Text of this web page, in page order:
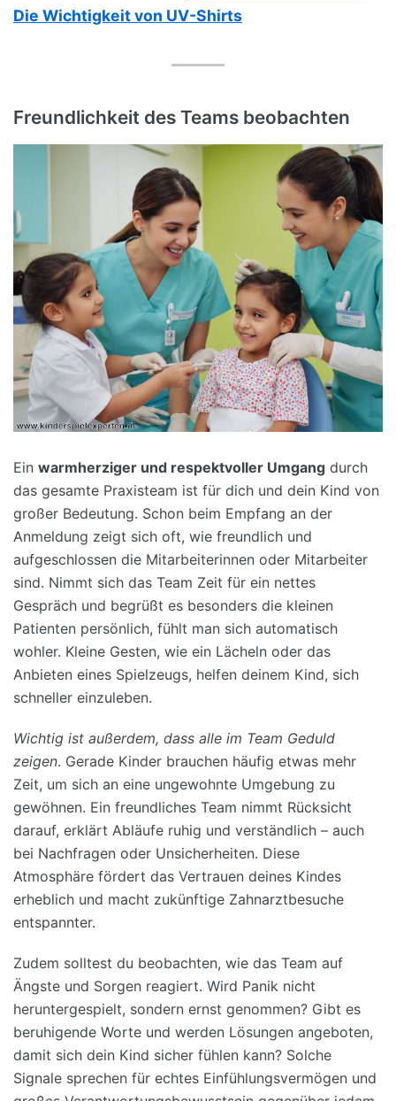
Die Wichtigkeit von UV-Shirts
Freundlichkeit des Teams beobachten
Ein warmherziger und respektvoller Umgang durch
das gesamte Praxisteam ist für dich und dein Kind von
großer Bedeutung. Schon beim Empfang an der
Anmeldung zeigt sich oft, wie freundlich und
aufgeschlossen die Mitarbeiterinnen oder Mitarbeiter
sind. Nimmt sich das Team Zeit für ein nettes
Gespräch und begrüßt es besonders die kleinen
Patienten persönlich, fühlt man sich automatisch
wohler. Kleine Gesten, wie ein Lächeln oder das
Anbieten eines Spielzeugs, helfen deinem Kind, sich
schneller einzuleben.
Wichtig ist außerdem, dass alle im Team Geduld
zeigen. Gerade Kinder brauchen häufig etwas mehr
Zeit, um sich an eine ungewohnte Umgebung zu
gewöhnen. Ein freundliches Team nimmt Rücksicht
darauf, erklärt Abläufe ruhig und verständlich – auch
bei Nachfragen oder Unsicherheiten. Diese
Atmosphäre fördert das Vertrauen deines Kindes
erheblich und macht zukünftige Zahnarztbesuche
entspannter.
Zudem solltest du beobachten, wie das Team auf
Ängste und Sorgen reagiert. Wird Panik nicht
heruntergespielt, sondern ernst genommen? Gibt es
beruhigende Worte und werden Lösungen angeboten,
damit sich dein Kind sicher fühlen kann? Solche
Signale sprechen für echtes Einfühlungsvermögen und